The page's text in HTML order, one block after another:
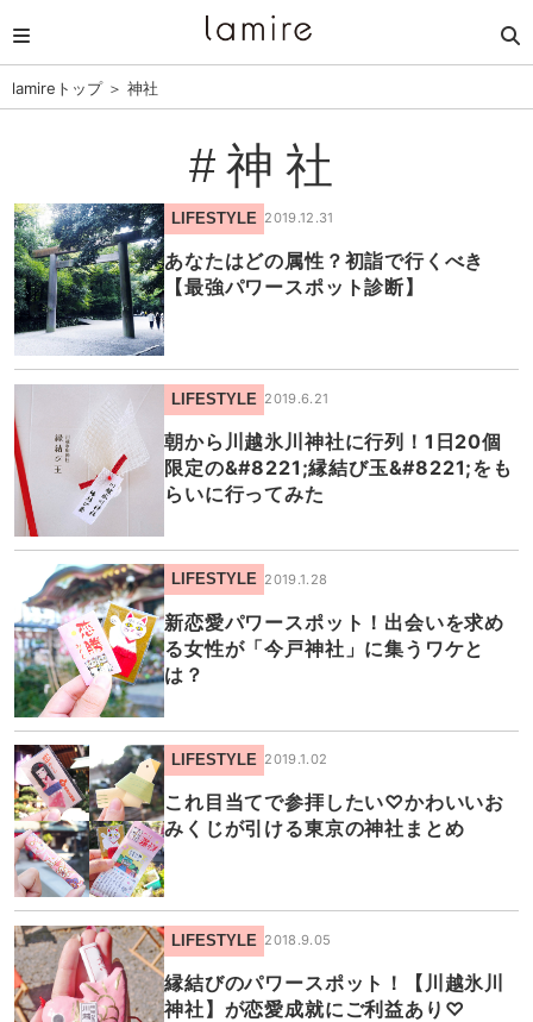
lamireトップ＞ 神社
#神社
LIFESTYLE 2019.12.31
あなたはどの属性？初詣で行くべき
【最強パワースポット診断】
LIFESTYLE 2019.6.21
朝から川越氷川神社に行列！1日20個
限定の&#8221;縁結び玉&#8221;をも
らいに行ってみた
LIFESTYLE 2019.1.28
新恋愛パワースポット！出会いを求め
る女性が「今戸神社」に集うワケと
は？
LIFESTYLE 2019.1.02
これ目当てで参拝したい♡かわいいお
みくじが引ける東京の神社まとめ
LIFESTYLE 2018.9.05
縁結びのパワースポット！【川越氷川
神社】が恋愛成就にご利益あり♡